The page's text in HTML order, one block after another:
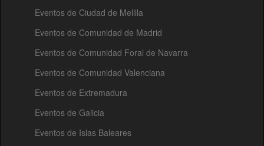
Eventos de Ciudad de Melilla
Eventos de Comunidad de Madrid
Eventos de Comunidad Foral de Navarra
Eventos de Comunidad Valenciana
Eventos de Extremadura
Eventos de Galicia
Eventos de Islas Baleares